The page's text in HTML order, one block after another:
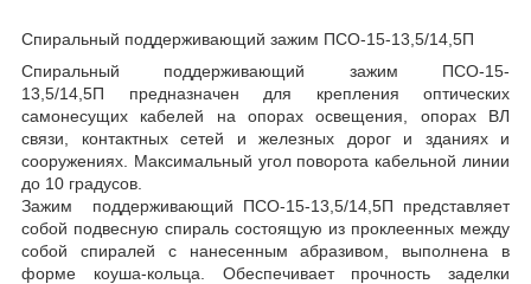
Спиральный поддерживающий зажим ПСО-15-13,5/14,5П
Спиральный поддерживающий зажим ПСО-15-
13,5/14,5П предназначен для крепления оптических
самонесущих кабелей на опорах освещения, опорах ВЛ
связи, контактных сетей и железных дорог и зданиях и
сооружениях. Максимальный угол поворота кабельной линии
до 10 градусов.
Зажим поддерживающий ПСО-15-13,5/14,5П представляет
собой подвесную спираль состоящую из проклеенных между
собой спиралей с нанесенным абразивом, выполнена в
форме коуша-кольца. Обеспечивает прочность заделки